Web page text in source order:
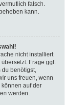
falsch.
kann.
nicht installiert
Frage ggf.
du benötigst,
uns freuen, wenn
auf der
werden.